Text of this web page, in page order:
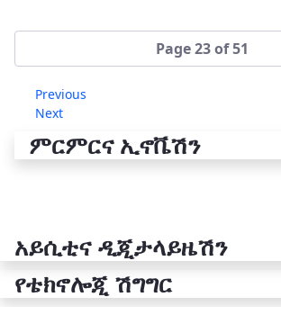
Page 23 of 51
Next
ምርምርና ኢኖቬሽን
የቴክኖሎጂ ሽግግር